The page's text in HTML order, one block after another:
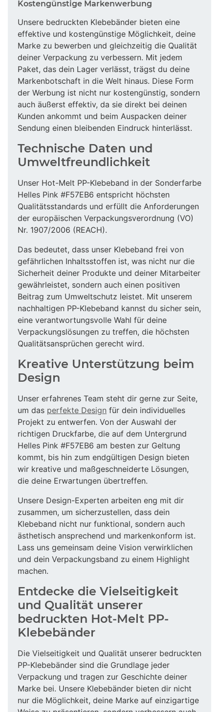
Kostengünstige Markenwerbung
Unsere bedruckten Klebebänder bieten eine
effektive und kostengünstige Möglichkeit, deine
Marke zu bewerben und gleichzeitig die Qualität
deiner Verpackung zu verbessern. Mit jedem
Paket, das dein Lager verlässt, trägst du deine
Markenbotschaft in die Welt hinaus. Diese Form
der Werbung ist nicht nur kostengünstig, sondern
auch äußerst effektiv, da sie direkt bei deinen
Kunden ankommt und beim Auspacken deiner
Sendung einen bleibenden Eindruck hinterlässt.
Technische Daten und
Umweltfreundlichkeit
Unser Hot-Melt PP-Klebeband in der Sonderfarbe
Helles Pink #F57EB6 entspricht höchsten
Qualitätsstandards und erfüllt die Anforderungen
der europäischen Verpackungsverordnung (VO)
Nr. 1907/2006 (REACH).
Das bedeutet, dass unser Klebeband frei von
gefährlichen Inhaltsstoffen ist, was nicht nur die
Sicherheit deiner Produkte und deiner Mitarbeiter
gewährleistet, sondern auch einen positiven
Beitrag zum Umweltschutz leistet. Mit unserem
nachhaltigen PP-Klebeband kannst du sicher sein,
eine verantwortungsvolle Wahl für deine
Verpackungslösungen zu treffen, die höchsten
Qualitätsansprüchen gerecht wird.
Kreative Unterstützung beim
Design
Unser erfahrenes Team steht dir gerne zur Seite,
um das perfekte Design für dein individuelles
Projekt zu entwerfen. Von der Auswahl der
richtigen Druckfarbe, die auf dem Untergrund
Helles Pink #F57EB6 am besten zur Geltung
kommt, bis hin zum endgültigen Design bieten
wir kreative und maßgeschneiderte Lösungen,
die deine Erwartungen übertreffen.
Unsere Design-Experten arbeiten eng mit dir
zusammen, um sicherzustellen, dass dein
Klebeband nicht nur funktional, sondern auch
ästhetisch ansprechend und markenkonform ist.
Lass uns gemeinsam deine Vision verwirklichen
und dein Verpackungsband zu einem Highlight
machen.
Entdecke die Vielseitigkeit
und Qualität unserer
bedruckten Hot-Melt PP-
Klebebänder
Die Vielseitigkeit und Qualität unserer bedruckten
PP-Klebebänder sind die Grundlage jeder
Verpackung und tragen zur Geschichte deiner
Marke bei. Unsere Klebebänder bieten dir nicht
nur die Möglichkeit, deine Marke auf einzigartige